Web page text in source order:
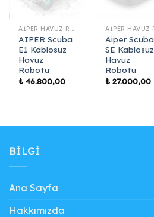
AIPER HAVUZ ROBOTU
AIPER Scuba
E1 Kablosuz
Havuz
Robotu
₺ 46.800,00
Aiper Scuba
SE Kablosuz
Havuz
Robotu
₺ 27.000,00
BILGI
Ana Sayfa
Hakkımızda